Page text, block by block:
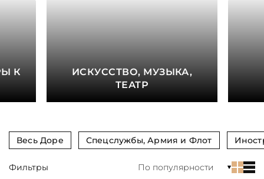
К
ИСКУССТВО, МУЗЫКА,
ТЕАТР
Весь Доре Спецслужбы, Армия и Флот
Язык
Обрез
Тиснение
Фильтры По популярности